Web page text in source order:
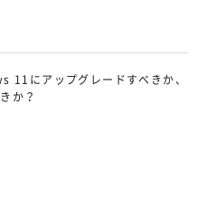
11にアップグレードすべきか、
か？